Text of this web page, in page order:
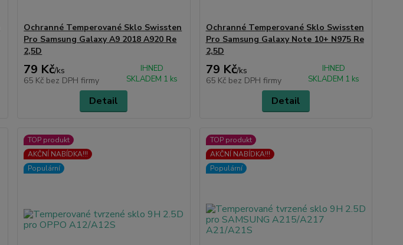
Ochranné Temperované Sklo Swissten
Pro Samsung Galaxy A9 2018 A920 Re
2,5D
79 Kč/ks
65 Kč bez DPH firmy
IHNED
SKLADEM 1 ks
Detail
Ochranné Temperované Sklo Swissten
Pro Samsung Galaxy Note 10+ N975 Re
2,5D
79 Kč/ks
65 Kč bez DPH firmy
IHNED
SKLADEM 1 ks
Detail
TOP produkt
AKČNÍ NABÍDKA!!!
Populární
TOP produkt
AKČNÍ NABÍDKA!!!
Populární